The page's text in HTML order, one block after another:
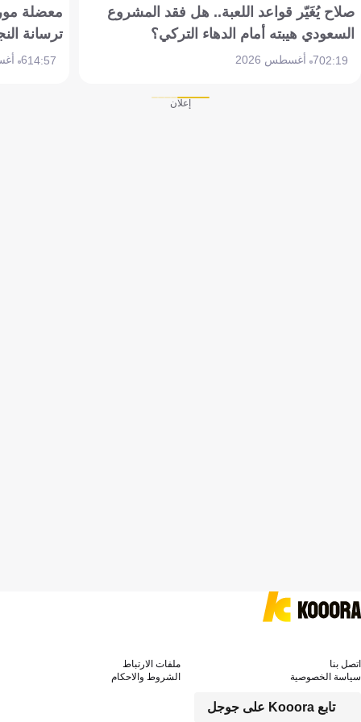
صلاح يُغَيّر قواعد اللعبة.. هل فقد المشروع
السعودي هيبته أمام الدهاء التركي؟
02:197 أغسطس 2026
معضلة
ترسانة
14:576 أغسطس 2026
إعلان
تابع Kooora على جوجل
اتصل بنا
ملفات الارتباط
سياسة الخصوصية
الشروط والاحكام